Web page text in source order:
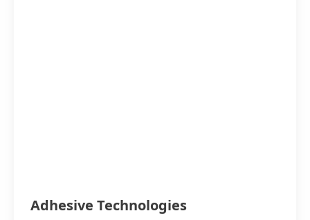
Adhesive Technologies